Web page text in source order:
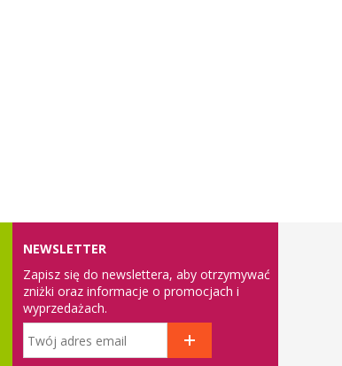
NEWSLETTER
Zapisz się do newslettera, aby otrzymywać
zniżki oraz informacje o promocjach i
wyprzedażach.